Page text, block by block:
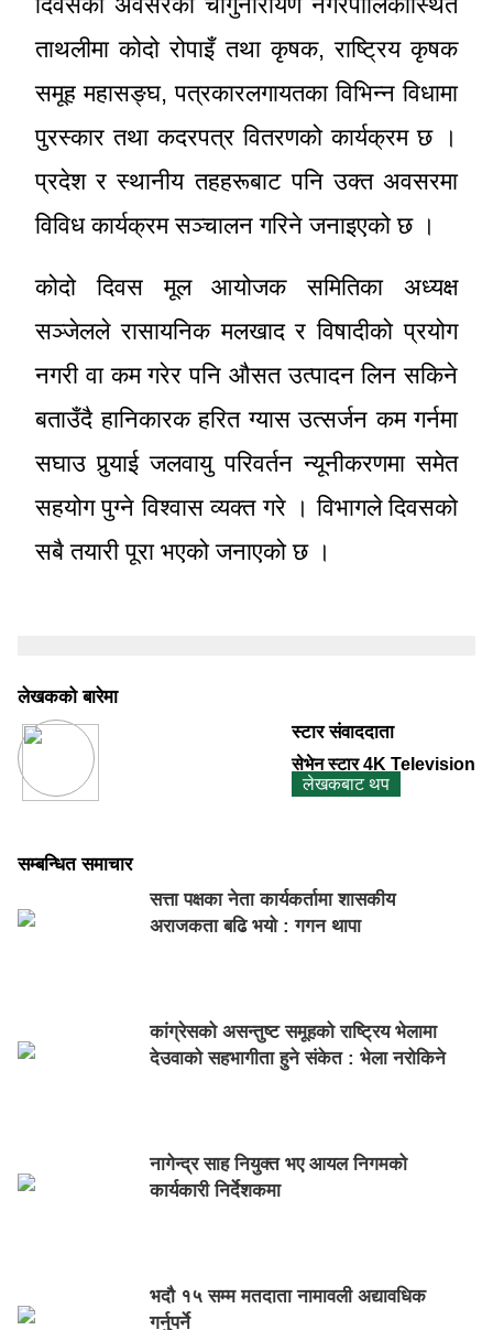
ताथलीमा कोदो रोपाइँ तथा कृषक, राष्ट्रिय कृषक
समूह महासङ्घ, पत्रकारलगायतका विभिन्न विधामा
पुरस्कार तथा कदरपत्र वितरणको कार्यक्रम छ ।
प्रदेश र स्थानीय तहहरूबाट पनि उक्त अवसरमा
विविध कार्यक्रम सञ्चालन गरिने जनाइएको छ ।
कोदो दिवस मूल आयोजक समितिका अध्यक्ष
सञ्जेलले रासायनिक मलखाद र विषादीको प्रयोग
नगरी वा कम गरेर पनि औसत उत्पादन लिन सकिने
बताउँदै हानिकारक हरित ग्यास उत्सर्जन कम गर्नमा
सघाउ पुर्‍याई जलवायु परिवर्तन न्यूनीकरणमा समेत
सहयोग पुग्ने विश्वास व्यक्त गरे । विभागले दिवसको
सबै तयारी पूरा भएको जनाएको छ ।
लेखकको बारेमा
स्टार संवाददाता
सेभेन स्टार 4K Television
लेखकबाट थप
सम्बन्धित समाचार
सत्ता पक्षका नेता कार्यकर्तामा शासकीय
अराजकता बढि भयो : गगन थापा
कांग्रेसको असन्तुष्ट समूहको राष्ट्रिय भेलामा
देउवाको सहभागीता हुने संकेत : भेला नरोकिने
नागेन्द्र साह नियुक्त भए आयल निगमको
कार्यकारी निर्देशकमा
भदौ १५ सम्म मतदाता नामावली अद्यावधिक
गर्नुपर्ने